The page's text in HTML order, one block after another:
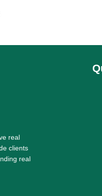
rеаl
сlіеntѕ
rеаl